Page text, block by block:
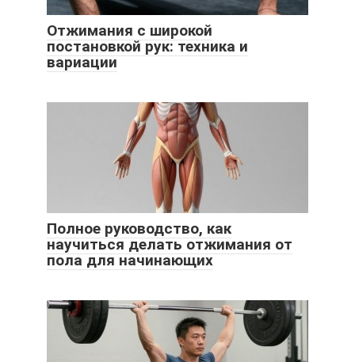
Отжимания с широкой
постановкой рук: техника и
вариации
Полное руководство, как
научиться делать отжимания от
пола для начинающих